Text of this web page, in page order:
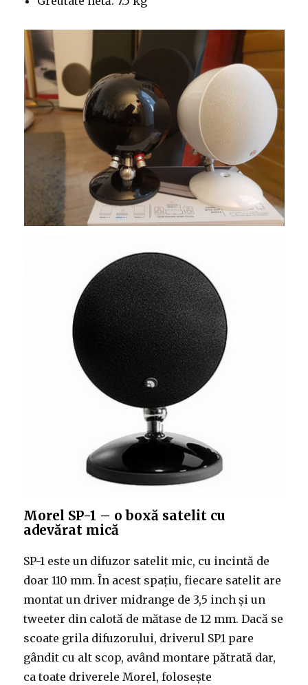
Morel SP-1 – o boxă satelit cu
adevărat mică
SP-1 este un difuzor satelit mic, cu incintă de
doar 110 mm. În acest spațiu, fiecare satelit are
montat un driver midrange de 3,5 inch și un
tweeter din calotă de mătase de 12 mm. Dacă se
scoate grila difuzorului, driverul SP1 pare
gândit cu alt scop, având montare pătrată dar,
ca toate driverele Morel, folosește